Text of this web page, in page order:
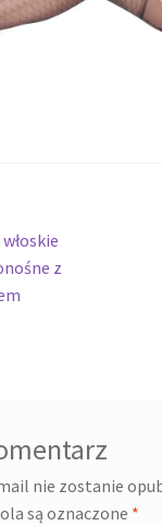
z
nie zostanie
są oznaczone *